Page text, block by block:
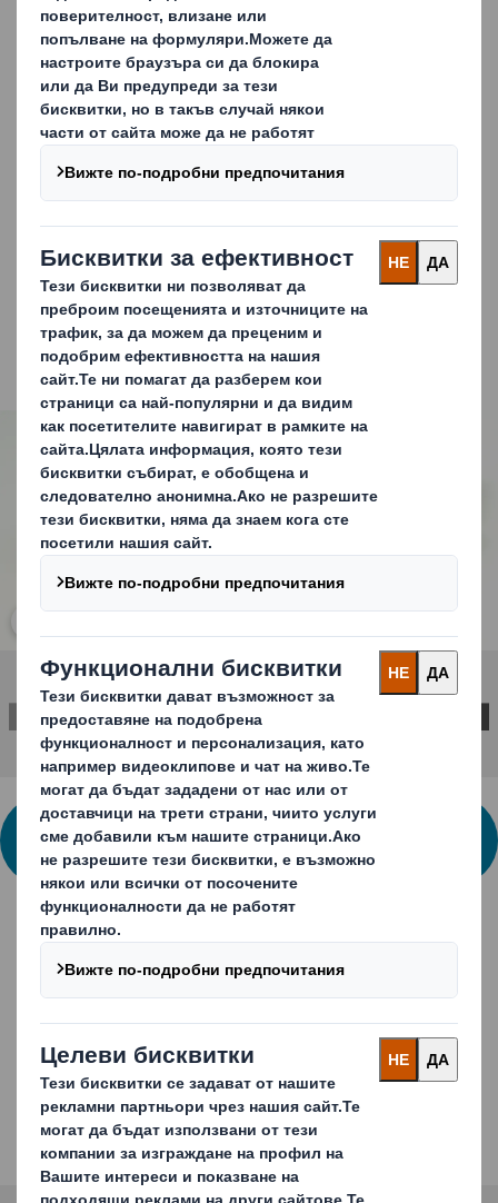
Електронната търговия създаде конкурентна среда, в
която търговците на дребно се борят да отговорят на
нарастващото потребителско търсене по ефективен и
рентабилен начин. Освен това , все по-голям брой от
вашите клиенти вече не посещават физически
магазини.
Вашите опаковки могат да осигурят запомнящо се и
икономично преживяване за потребителите и да ви
отличат от останалите. Нашите отличителни опаковки
могат да подобрят " преживяването при разопаковане" -
моментът, в който продуктът ви се оценява физически и
качеството на услугата, за да предоставите желаното от
вас преживяване с бранда, когато няма стилен магазин
и внимателен екип по продажбите.
Carousel. Use previous and next buttons to move
СВЪРЖЕТЕ СЕ С НАС ЗА ПОВЕЧЕ
ИНФОРМАЦИЯ
Потребителско
преживяване
Експертен опит на DS Smith